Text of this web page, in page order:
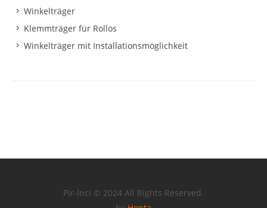
Winkelträger
Klemmträger für Rollos
Winkelträger mit Installationsmöglichkeit
Pir-İnci © 2024 All Rights Reserved.